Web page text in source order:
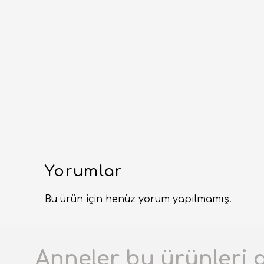
Yorumlar
Bu ürün için henüz yorum yapılmamış.
Anneler bu ürünleri